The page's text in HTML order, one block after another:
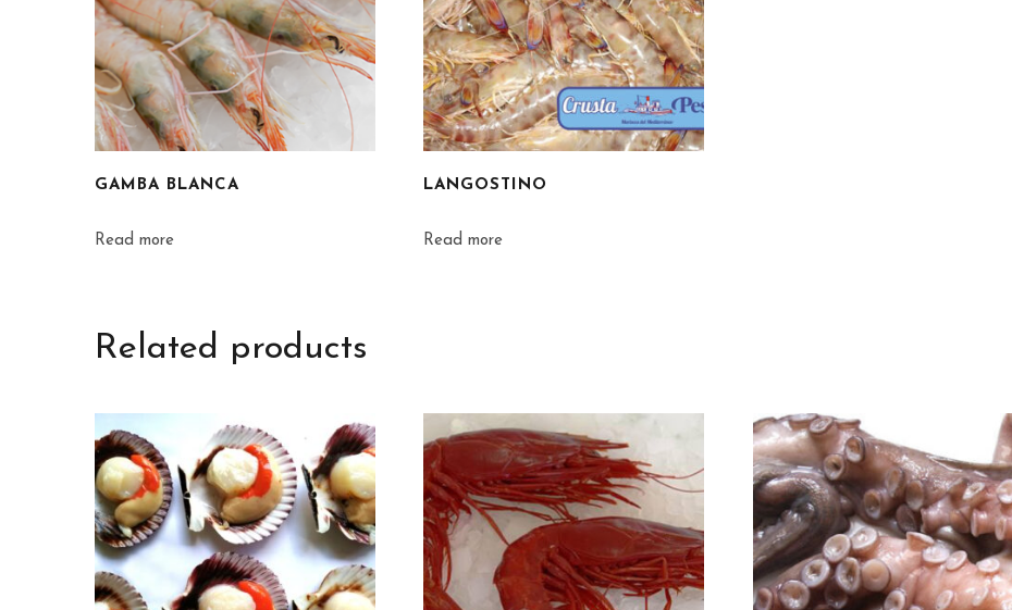
GAMBA BLANCA
Read more
LANGOSTINO
Read more
Related products